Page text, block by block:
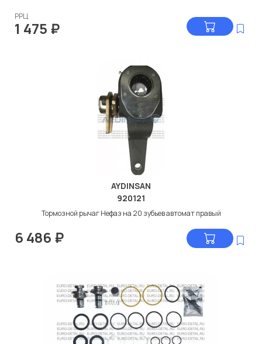
РРЦ
1 475 ₽
AYDINSAN
920121
Тормозной рычаг Нефаз на 20 зубьев автомат правый
6 486 ₽